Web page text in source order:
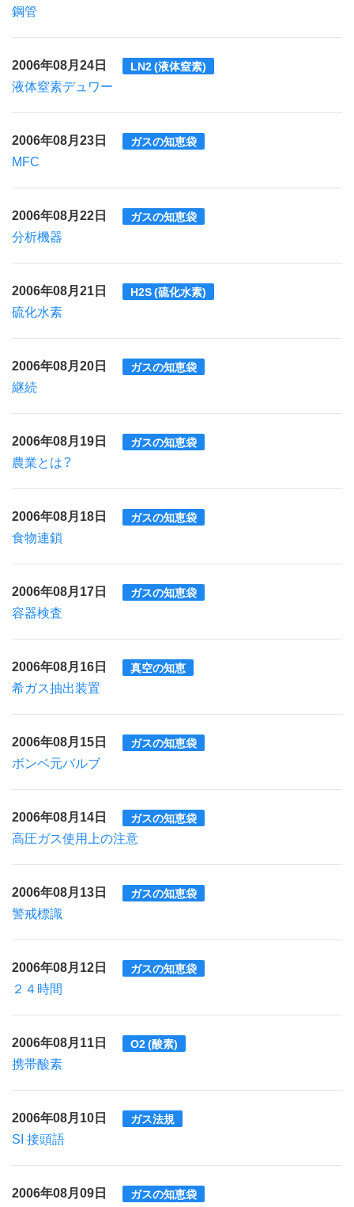
鋼管
2006年08月24日 LN2 (液体窒素)
液体窒素デュワー
2006年08月23日 ガスの知恵袋
MFC
2006年08月22日 ガスの知恵袋
分析機器
2006年08月21日 H2S (硫化水素)
硫化水素
2006年08月20日 ガスの知恵袋
継続
2006年08月19日 ガスの知恵袋
農業とは？
2006年08月18日 ガスの知恵袋
食物連鎖
2006年08月17日 ガスの知恵袋
容器検査
2006年08月16日 真空の知恵
希ガス抽出装置
2006年08月15日 ガスの知恵袋
ボンベ元バルブ
2006年08月14日 ガスの知恵袋
高圧ガス使用上の注意
2006年08月13日 ガスの知恵袋
警戒標識
2006年08月12日 ガスの知恵袋
２４時間
2006年08月11日 O2 (酸素)
携帯酸素
2006年08月10日 ガス法規
SI 接頭語
2006年08月09日 ガスの知恵袋